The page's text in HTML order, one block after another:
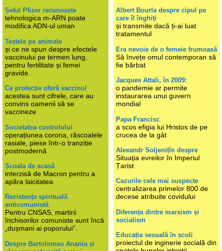
Șeful Pfizer recunoaște
tehnologica m-ARN poate
modifica ADN-ul uman
Testele pe animale
și ce ne spun despre efectele
vaccinului pe termen lung,
pentru fertilitate și femei
gravide.
Ce protecție oferă vaccinul
acestea sunt cifrele, care au
convins oamenii să se
vaccineze
Societatea controlului
operațiunea corona, răscoalele
rasiale, piese într-o tranziție
postmodernă
Școala de acasă
interzisă de Macron pentru a
apăra laicitatea
Rezistența spirituală
anticomunistă
Pentru CNSAS, martirii
închisorilor comuniste sunt încă
„dușmani ai poporului”.
Despre Bartolomeu Anania și
Albert Bourla despre cipul pe
care îl înghiți
și transmite dacă ți-ai luat
tratamentul
Era nevoie de o femeie frumoasă
Să învețe omul contemporan să
fie bărbat
Jacques Attali, în 2009:
o pandemie ar permite
instaurarea unui guvern
mondial
Papa Francisc
a scos efigia lui Hristos de pe
crucea de la gât
Alexandr Soljenițîn despre
Situația evreilor în Imperiul
Țarist
Cazurile cele mai suspecte
centralizarea primelor 800 de
decese atribuite covidului
Diferența dintre marxism și
socialism
Educația sexuală în școli
proiectul de inginerie socială din